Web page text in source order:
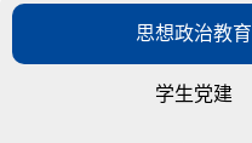
思想政治教育
学生党建